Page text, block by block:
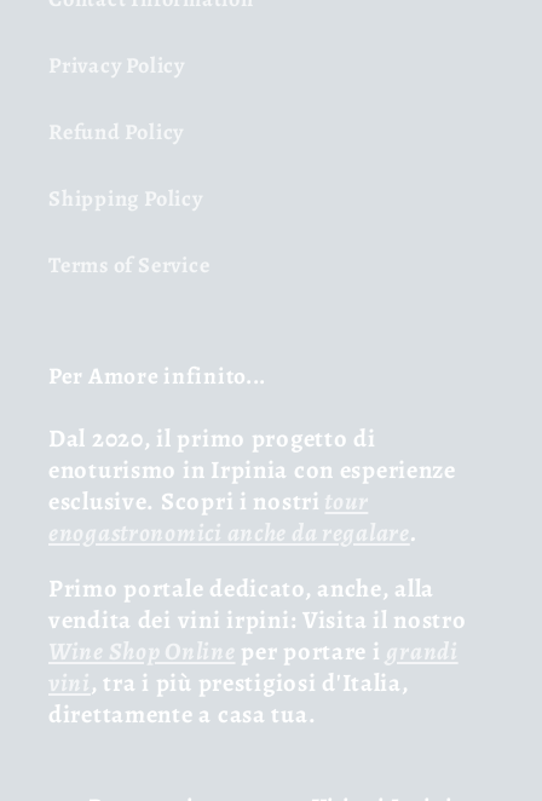
Privacy Policy
Refund Policy
Shipping Policy
Terms of Service
Per Amore infinito...
Dal 2020, il primo progetto di
enoturismo in Irpinia con esperienze
esclusive. Scopri i nostri tour
enogastronomici anche da regalare.
Primo portale dedicato, anche, alla
vendita dei vini irpini: Visita il nostro
Wine Shop Online per portare i grandi
vini, tra i più prestigiosi d'Italia,
direttamente a casa tua.